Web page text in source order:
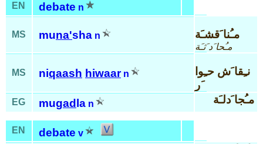
EN debate n
MS muna'sha n مـُنا َقشـَة
مـُحا َد َثـَة
MS niqaash hiwaar n
نـِقا َش حـِوا
َر
EG mugad la n مـُجا َدلـَة
EN debate v